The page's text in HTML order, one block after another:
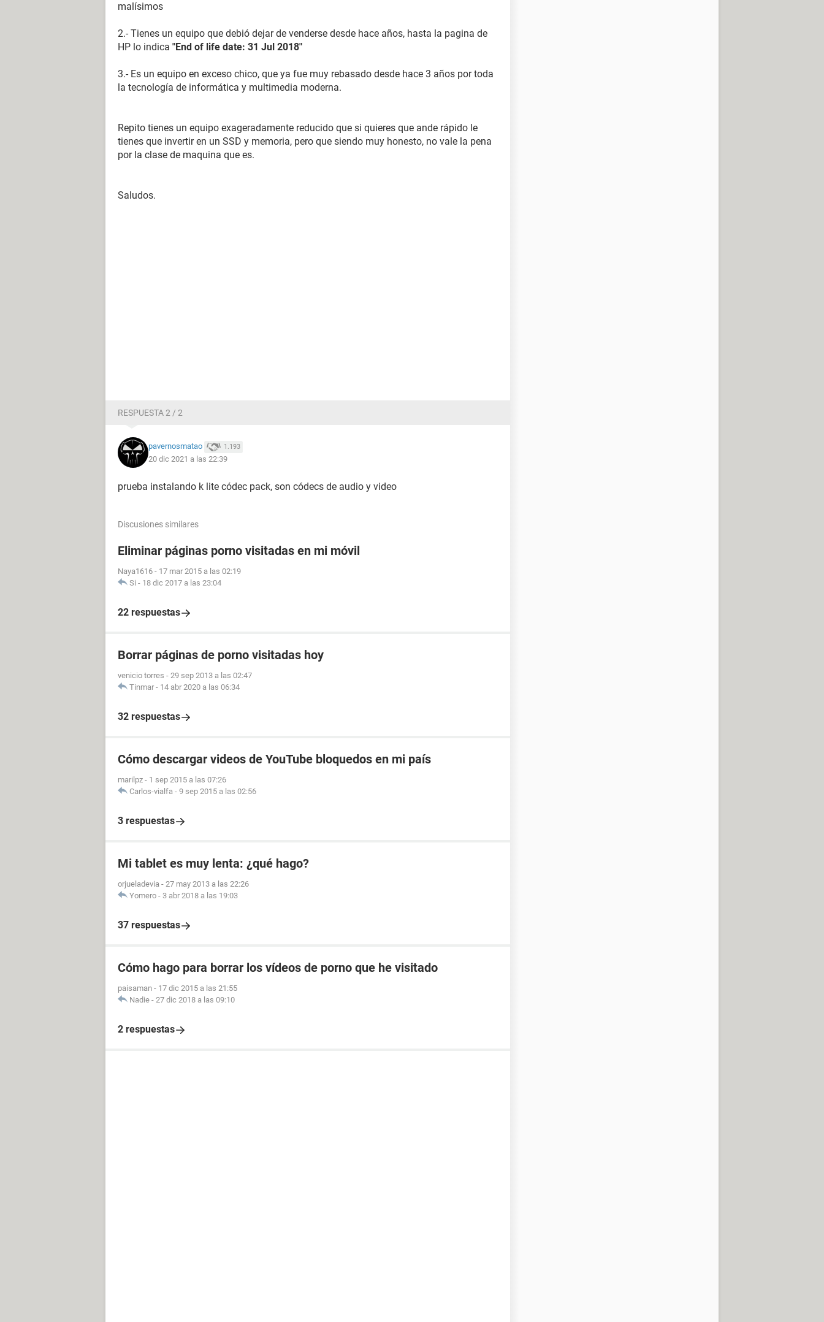
malísimos
2.- Tienes un equipo que debió dejar de venderse desde hace años, hasta la pagina de
HP lo indica "End of life date: 31 Jul 2018"
3.- Es un equipo en exceso chico, que ya fue muy rebasado desde hace 3 años por toda
la tecnología de informática y multimedia moderna.
Repito tienes un equipo exageradamente reducido que si quieres que ande rápido le
tienes que invertir en un SSD y memoria, pero que siendo muy honesto, no vale la pena
por la clase de maquina que es.
Saludos.
RESPUESTA 2 / 2
pavernosmatao 1.193
20 dic 2021 a las 22:39
prueba instalando k lite códec pack, son códecs de audio y video
Discusiones similares
Eliminar páginas porno visitadas en mi móvil
Naya1616 - 17 mar 2015 a las 02:19
Si - 18 dic 2017 a las 23:04
22 respuestas
Borrar páginas de porno visitadas hoy
venicio torres - 29 sep 2013 a las 02:47
Tinmar - 14 abr 2020 a las 06:34
32 respuestas
Cómo descargar videos de YouTube bloquedos en mi país
marilpz - 1 sep 2015 a las 07:26
Carlos-vialfa - 9 sep 2015 a las 02:56
3 respuestas
Mi tablet es muy lenta: ¿qué hago?
orjueladevia - 27 may 2013 a las 22:26
Yomero - 3 abr 2018 a las 19:03
37 respuestas
Cómo hago para borrar los vídeos de porno que he visitado
paisaman - 17 dic 2015 a las 21:55
Nadie - 27 dic 2018 a las 09:10
2 respuestas